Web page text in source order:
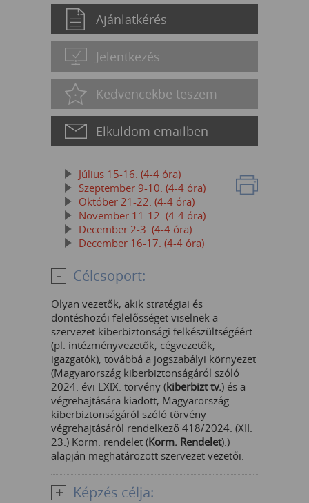
Ajánlatkérés
Jelentkezés
Kedvencekbe teszem
Elküldöm emailben
Július 15-16. (4-4 óra)
Szeptember 9-10. (4-4 óra)
Október 21-22. (4-4 óra)
November 11-12. (4-4 óra)
December 2-3. (4-4 óra)
December 16-17. (4-4 óra)
Célcsoport:
Olyan vezetők, akik stratégiai és
döntéshozói felelősséget viselnek a
szervezet kiberbiztonsági felkészültségéért
(pl. intézményvezetők, cégvezetők,
igazgatók), továbbá a jogszabályi környezet
(Magyarország kiberbiztonságáról szóló
2024. évi LXIX. törvény (kiberbizt tv.) és a
végrehajtására kiadott, Magyarország
kiberbiztonságáról szóló törvény
végrehajtásáról rendelkező 418/2024. (XII.
23.) Korm. rendelet (Korm. Rendelet).)
alapján meghatározott szervezet vezetői.
Képzés célja: